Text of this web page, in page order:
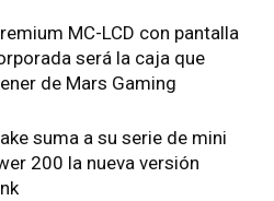
MC-LCD con pantalla
será la caja que
de Mars Gaming
suma a su serie de mini
200 la nueva versión